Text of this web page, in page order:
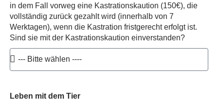
in dem Fall vorweg eine Kastrationskaution (150€), die
vollständig zurück gezahlt wird (innerhalb von 7
Werktagen), wenn die Kastration fristgerecht erfolgt ist.
Sind sie mit der Kastrationskaution einverstanden?
Leben mit dem Tier